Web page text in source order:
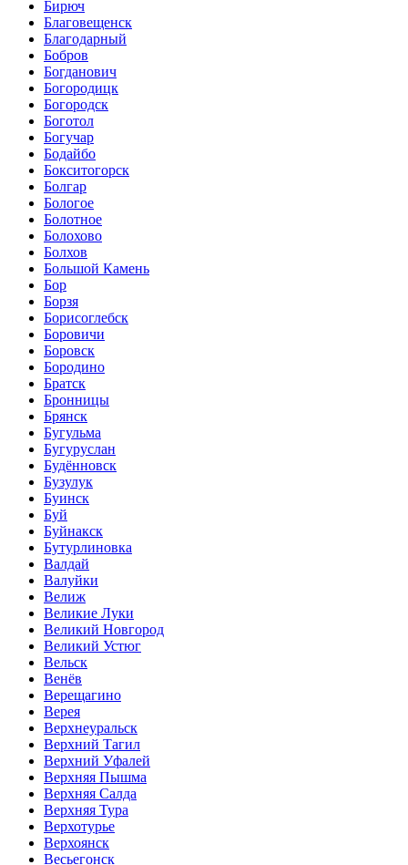
Бирюч
Благовещенск
Благодарный
Бобров
Богданович
Богородицк
Богородск
Боготол
Богучар
Бодайбо
Бокситогорск
Болгар
Бологое
Болотное
Болохово
Болхов
Большой Камень
Бор
Борзя
Борисоглебск
Боровичи
Боровск
Бородино
Братск
Бронницы
Брянск
Бугульма
Бугуруслан
Будённовск
Бузулук
Буинск
Буй
Буйнакск
Бутурлиновка
Валдай
Валуйки
Велиж
Великие Луки
Великий Новгород
Великий Устюг
Вельск
Венёв
Верещагино
Верея
Верхнеуральск
Верхний Тагил
Верхний Уфалей
Верхняя Пышма
Верхняя Салда
Верхняя Тура
Верхотурье
Верхоянск
Весьегонск